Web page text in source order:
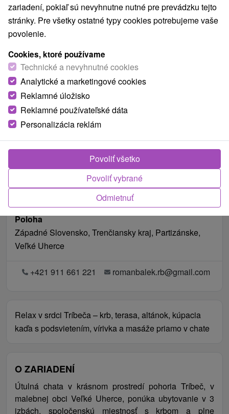
Poloha
Západné Slovensko, Trenčiansky kraj, Partizánske,
Veľké Uherce
+421 911 661 221 romanbalek.rb@gmail.com
Relax v srdci Tríbeča – krb, terasa, altánok, kúpacia
kaďa s podsvietením, vírivka a masáže priamo v chate
O ZARIADENÍ
Útulná chata v krásnom prostredí pohoria Tríbeč, v
malebnej obci Veľké Uherce, ponúka ubytovanie v 3
izbách, spoločenskú miestnosť s krbom a plne
zariadení, pokiaľ sú nevyhnutne nutné pre prevádzku tejto
stránky. Pre všetky ostatné typy cookies potrebujeme vaše
povolenie.
Cookies, ktoré používame
Technické a nevyhnutné cookies
Analytické a marketingové cookies
Reklamné úložisko
Reklamné používateľské dáta
Personalizácia reklám
Odmietnuť
Povoliť vybrané
Povoliť všetko